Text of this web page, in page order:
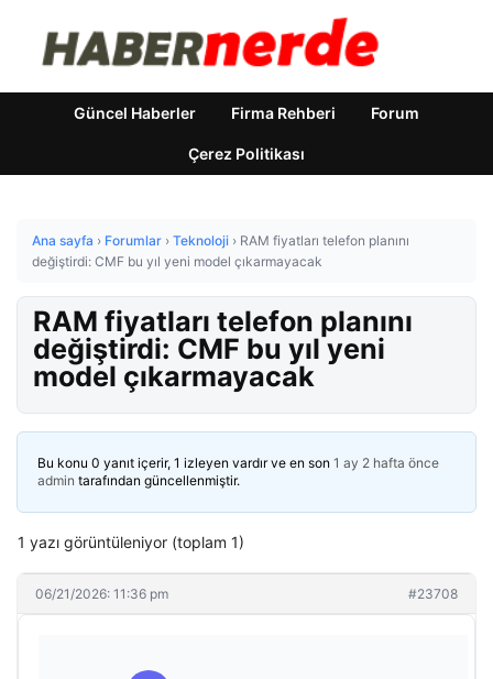
Güncel Haberler Firma Rehberi Forum
Çerez Politikası
Ana sayfa › Forumlar › Teknoloji › RAM fiyatları telefon planını
değiştirdi: CMF bu yıl yeni model çıkarmayacak
RAM fiyatları telefon planını
değiştirdi: CMF bu yıl yeni
model çıkarmayacak
Bu konu 0 yanıt içerir, 1 izleyen vardır ve en son 1 ay 2 hafta önce
admin tarafından güncellenmiştir.
1 yazı görüntüleniyor (toplam 1)
06/21/2026: 11:36 pm #23708